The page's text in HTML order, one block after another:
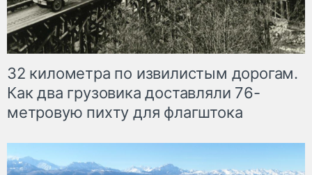
32 километра по извилистым дорогам.
Как два грузовика доставляли 76-
метровую пихту для флагштока